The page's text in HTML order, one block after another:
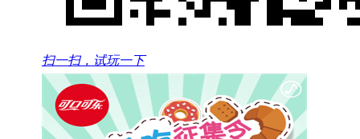
扫一扫，试玩一下